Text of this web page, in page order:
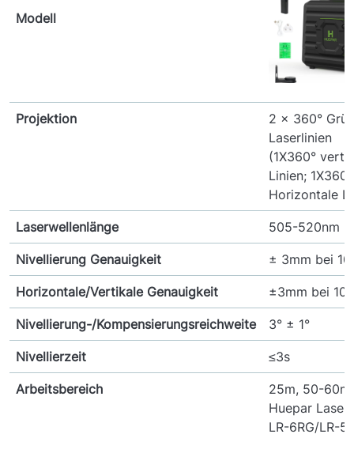
Modell
Projektion
2 x 360°
Laserlinien
(1X360°
Linien; 1X360°
Horizontale
Laserwellenlänge 505-520nm
Nivellierung Genauigkeit ± 3mm bei
Horizontale/Vertikale Genauigkeit ±3mm bei
Nivellierung-/Kompensierungsreichweite 3° ± 1°
Nivellierzeit ≤3s
Arbeitsbereich
25m, 50-
Huepar
LR-6RG/LR-